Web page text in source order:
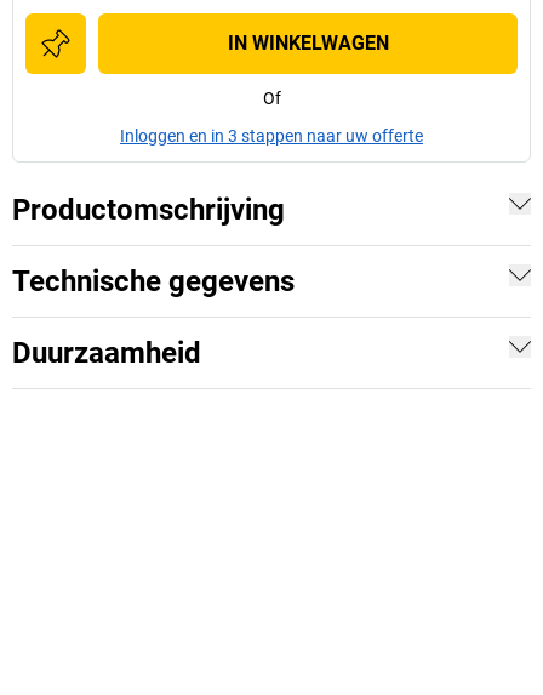
IN WINKELWAGEN
Of
Inloggen en in 3 stappen naar uw offerte
Productomschrijving
Technische gegevens
Duurzaamheid